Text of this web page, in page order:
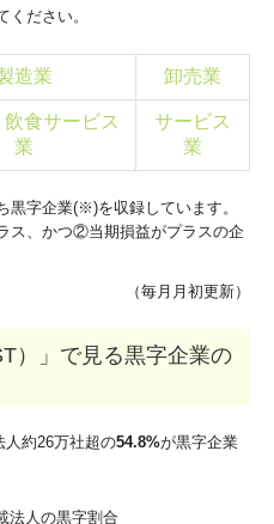
ださい。
造業 卸売業
食サービス
業
サービス
業
黒字企業(※)を収録しています。
ス、かつ②当期損益がプラスの企
（毎月月初更新）
）」で見る黒字企業の
人約26万社超の54.8%が黒字企業